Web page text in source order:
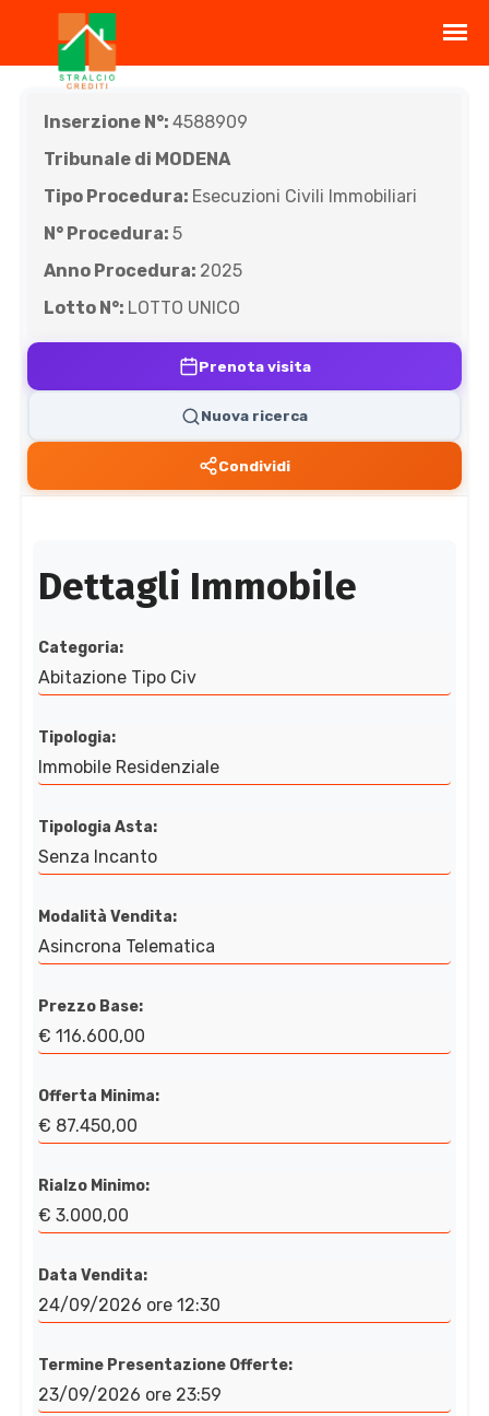
Inserzione N°: 4588909
Tribunale di MODENA
Tipo Procedura: Esecuzioni Civili Immobiliari
N° Procedura: 5
Anno Procedura: 2025
Lotto N°: LOTTO UNICO
Prenota visita
Nuova ricerca
Condividi
Dettagli Immobile
Categoria:
Abitazione Tipo Civ
Tipologia:
Immobile Residenziale
Tipologia Asta:
Senza Incanto
Modalità Vendita:
Asincrona Telematica
Prezzo Base:
€ 116.600,00
Offerta Minima:
€ 87.450,00
Rialzo Minimo:
€ 3.000,00
Data Vendita:
24/09/2026 ore 12:30
Termine Presentazione Offerte:
23/09/2026 ore 23:59